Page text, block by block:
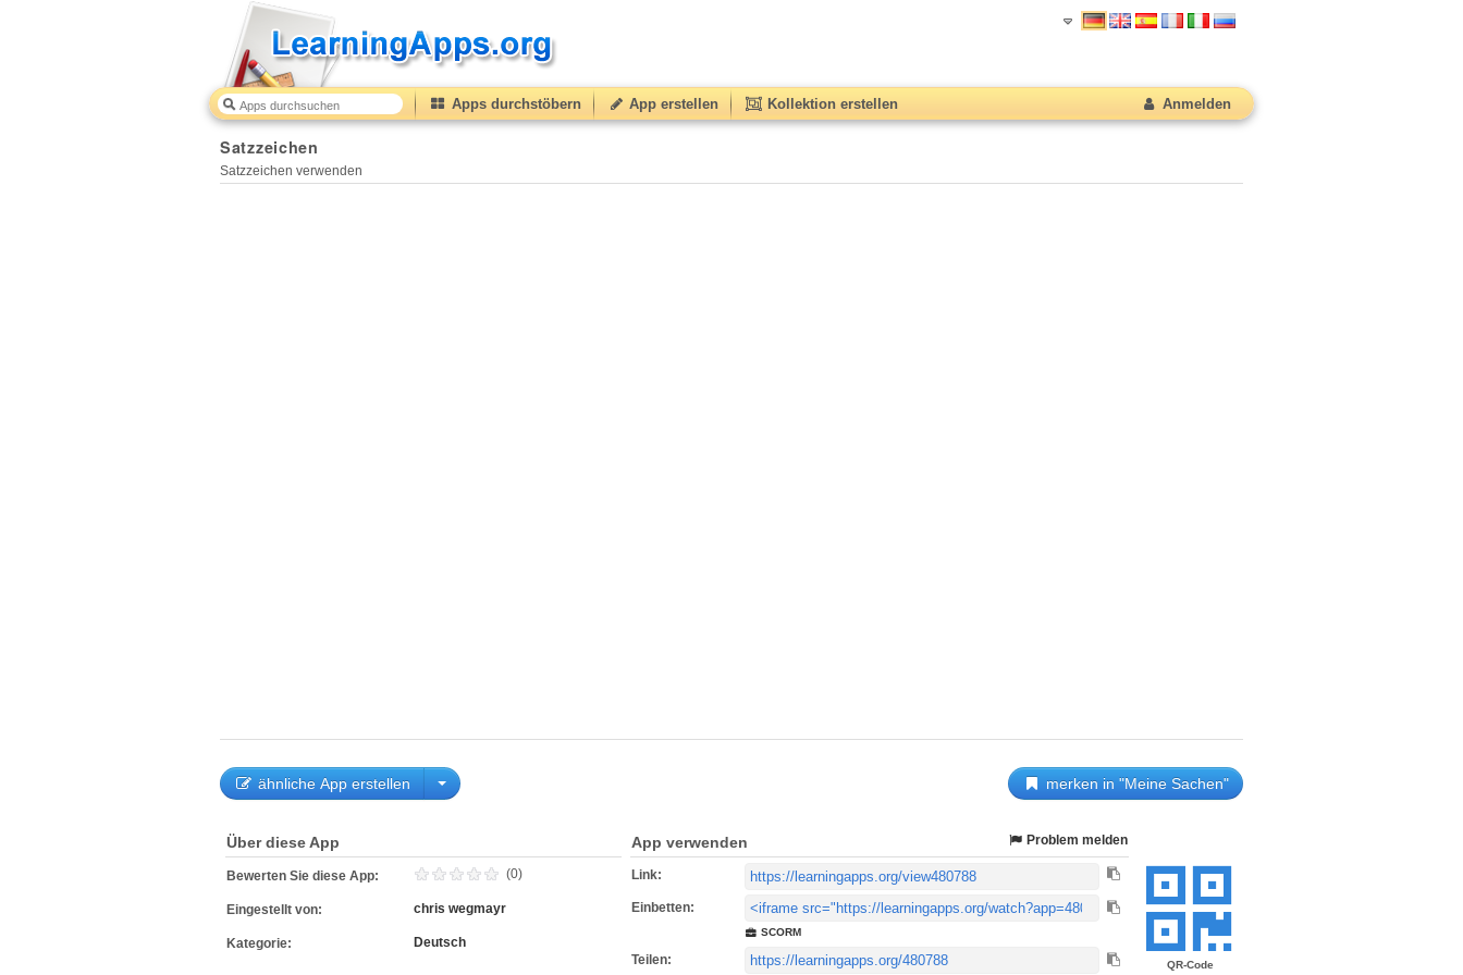
Apps durchstöbern App erstellen Kollektion erstellen Anmelden
Satzzeichen
Satzzeichen verwenden
ähnliche App erstellen merken in "Meine Sachen"
QR-Code
Über diese App
Bewerten Sie diese App: (0)
Eingestellt von: chris wegmayr
Kategorie: Deutsch
App verwenden Problem melden
Link:
Einbetten:
SCORM
Teilen: